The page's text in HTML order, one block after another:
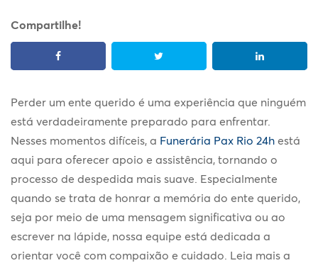
Compartilhe!
Perder um ente querido é uma experiência que ninguém
está verdadeiramente preparado para enfrentar.
Nesses momentos difíceis, a Funerária Pax Rio 24h está
aqui para oferecer apoio e assistência, tornando o
processo de despedida mais suave. Especialmente
quando se trata de honrar a memória do ente querido,
seja por meio de uma mensagem significativa ou ao
escrever na lápide, nossa equipe está dedicada a
orientar você com compaixão e cuidado. Leia mais a